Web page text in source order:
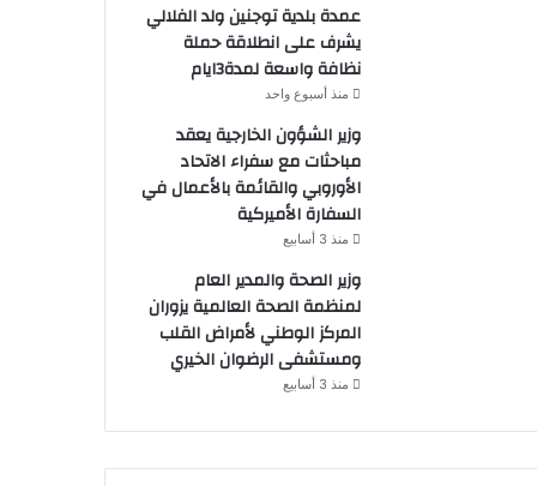
عمدة بلدية توجنين ولد الفلالي
يشرف على انطلاقة حملة
نظافة واسعة لمدة3ايام
منذ أسبوع واحد
وزير الشؤون الخارجية يعقد
مباحثات مع سفراء الاتحاد
الأوروبي والقائمة بالأعمال في
السفارة الأميركية
منذ 3 أسابيع
وزير الصحة والمدير العام
لمنظمة الصحة العالمية يزوران
المركز الوطني لأمراض القلب
ومستشفى الرضوان الخيري
منذ 3 أسابيع